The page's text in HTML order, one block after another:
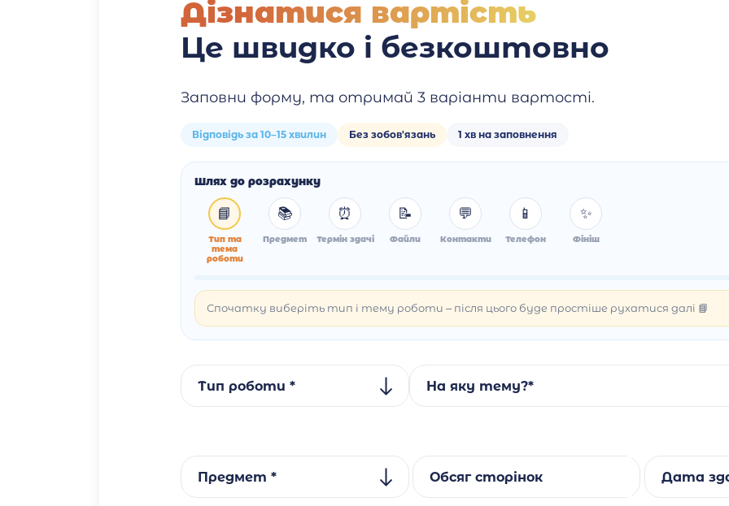
Дізнатися вартість
Це швидко і безкоштовно
Заповни форму, та отримай 3 варіанти вартості.
Відповідь за 10–15 хвилин Без зобов'язань 1 хв на заповнення
Шлях до розрахунку
📘
Тип та
тема
роботи
📚
Предмет
⏰
Термін здачі
📝
Файли
💬
Контакти
📱
Телефон
✨
Фініш
Спочатку виберіть тип і тему роботи – після цього буде простіше рухатися далі 📘
Тип роботи * На яку тему?*
Предмет * Обсяг сторінок Дата